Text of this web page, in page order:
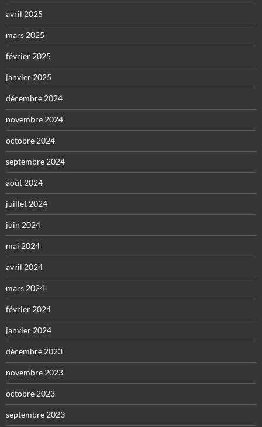
avril 2025
mars 2025
février 2025
janvier 2025
décembre 2024
novembre 2024
octobre 2024
septembre 2024
août 2024
juillet 2024
juin 2024
mai 2024
avril 2024
mars 2024
février 2024
janvier 2024
décembre 2023
novembre 2023
octobre 2023
septembre 2023